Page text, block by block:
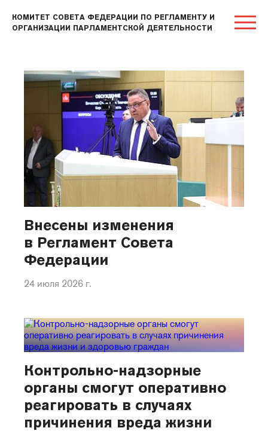
КОМИТЕТ СОВЕТА ФЕДЕРАЦИИ ПО РЕГЛАМЕНТУ И
ОРГАНИЗАЦИИ ПАРЛАМЕНТСКОЙ ДЕЯТЕЛЬНОСТИ
Внесены изменения
в Регламент Совета
Федерации
24 июля 2026 г.
Контрольно-надзорные
органы смогут оперативно
реагировать в случаях
причинения вреда жизни